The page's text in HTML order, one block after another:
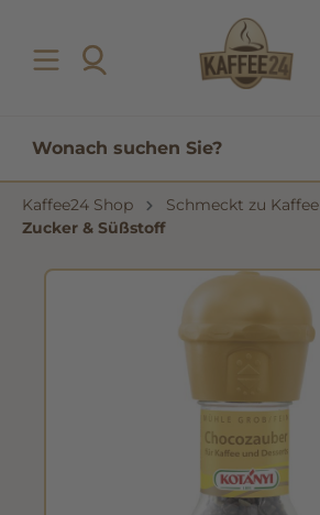
Kaffee24 Shop
Schmeckt zu Kaffee
Zucker & Süßstoff